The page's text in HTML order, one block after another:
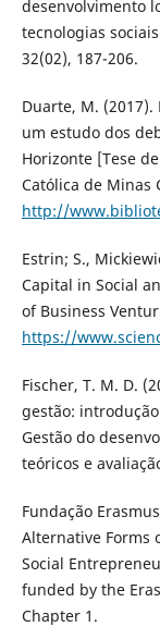
desenvolvimento
tecnologias
32(02), 187-206.
Duarte, M.
um estudo dos
Horizonte [Tese
Católica de Minas
http://
Estrin; S.,
Capital in Social
of Business
https://
Fischer, T. M. D.
gestão:
Gestão do
teóricos e
Fundação
Alternative Forms
Social
funded by the
Chapter 1.